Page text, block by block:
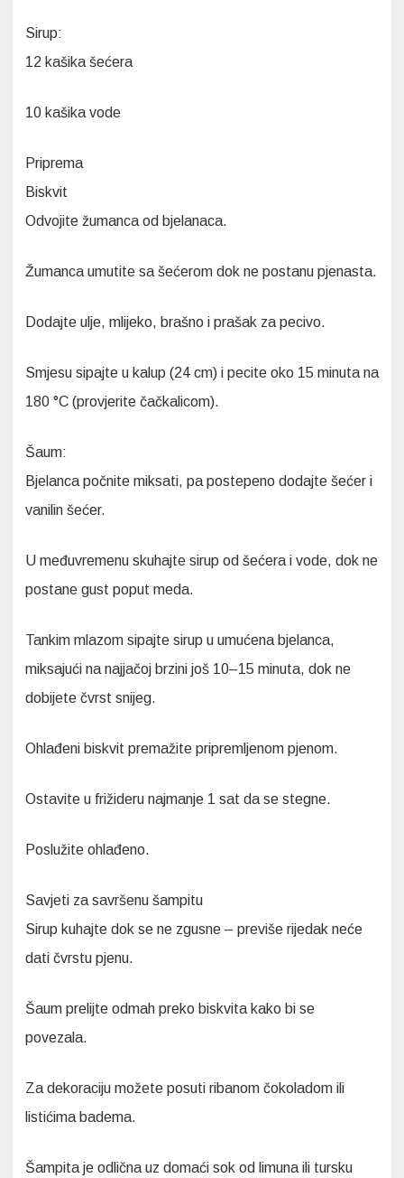
Sirup:
12 kašika šećera
10 kašika vode
Priprema
Biskvit
Odvojite žumanca od bjelanaca.
Žumanca umutite sa šećerom dok ne postanu pjenasta.
Dodajte ulje, mlijeko, brašno i prašak za pecivo.
Smjesu sipajte u kalup (24 cm) i pecite oko 15 minuta na
180 °C (provjerite čačkalicom).
Šaum:
Bjelanca počnite miksati, pa postepeno dodajte šećer i
vanilin šećer.
U međuvremenu skuhajte sirup od šećera i vode, dok ne
postane gust poput meda.
Tankim mlazom sipajte sirup u umućena bjelanca,
miksajući na najjačoj brzini još 10–15 minuta, dok ne
dobijete čvrst snijeg.
Ohlađeni biskvit premažite pripremljenom pjenom.
Ostavite u frižideru najmanje 1 sat da se stegne.
Poslužite ohlađeno.
Savjeti za savršenu šampitu
Sirup kuhajte dok se ne zgusne – previše rijedak neće
dati čvrstu pjenu.
Šaum prelijte odmah preko biskvita kako bi se
povezala.
Za dekoraciju možete posuti ribanom čokoladom ili
listićima badema.
Šampita je odlična uz domaći sok od limuna ili tursku